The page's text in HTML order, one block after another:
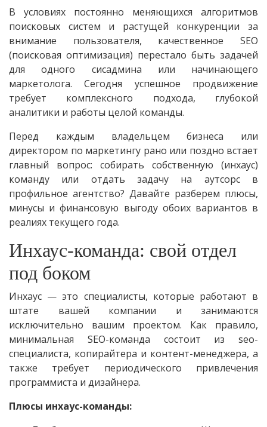
В условиях постоянно меняющихся алгоритмов
поисковых систем и растущей конкуренции за
внимание пользователя, качественное SEO
(поисковая оптимизация) перестало быть задачей
для одного сисадмина или начинающего
маркетолога. Сегодня успешное продвижение
требует комплексного подхода, глубокой
аналитики и работы целой команды.
Перед каждым владельцем бизнеса или
директором по маркетингу рано или поздно встает
главный вопрос: собирать собственную (инхаус)
команду или отдать задачу на аутсорс в
профильное агентство? Давайте разберем плюсы,
минусы и финансовую выгоду обоих вариантов в
реалиях текущего года.
Инхаус-команда: свой отдел
под боком
Инхаус — это специалисты, которые работают в
штате вашей компании и занимаются
исключительно вашим проектом. Как правило,
минимальная SEO-команда состоит из seo-
специалиста, копирайтера и контент-менеджера, а
также требует периодического привлечения
программиста и дизайнера.
Плюсы инхаус-команды: